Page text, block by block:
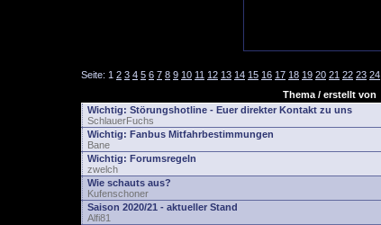
Seite: 1 2 3 4 5 6 7 8 9 10 11 12 13 14 15 16 17 18 19 20 21 22 23 24
Thema / erstellt von
Wichtig: Störungshotline - Euer direkter Kontakt zu uns
SchlauerFuchs
Wichtig: Fanbus Mitfahrbestimmungen
Bane
Wichtig: Forumsregeln
zwelch
Wie schauts aus?
Kufenschoner
Saison 2020/21 - aktueller Stand
Alfi81